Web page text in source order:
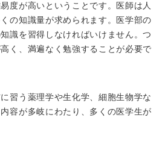
度が高いということです。医師は人
の知識量が求められます。医学部の
識を習得しなければいけません。つ
く、満遍なく勉強することが必要で
習う薬理学や生化学、細胞生物学な
容が多岐にわたり、多くの医学生が